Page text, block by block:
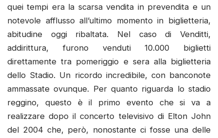
quei tempi era la scarsa vendita in prevendita e un
notevole afflusso all’ultimo momento in biglietteria,
abitudine oggi ribaltata. Nel caso di Venditti,
addirittura, furono venduti 10.000 biglietti
direttamente tra pomeriggio e sera alla biglietteria
dello Stadio. Un ricordo incredibile, con banconote
ammassate ovunque. Per quanto riguarda lo stadio
reggino, questo è il primo evento che si va a
realizzare dopo il concerto televisivo di Elton John
del 2004 che, però, nonostante ci fosse una delle